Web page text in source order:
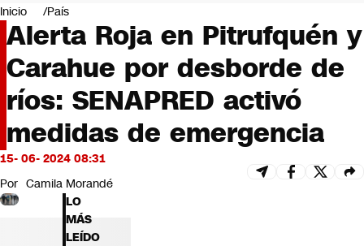
Negocios
Deportes
Programas completos
Cultura
Servicios
Bits
CNN tiempo
Futuro 360
Inicio País
Alerta Roja en Pitrufquén y
Carahue por desborde de
ríos: SENAPRED activó
medidas de emergencia
15- 06- 2024 08:31
Por Camila Morandé
LO
MÁS
LEÍDO